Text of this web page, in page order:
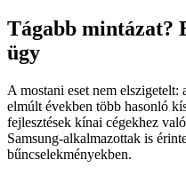
Tágabb mintázat?
ügy
A mostani eset nem
elmúlt években több hasonló
fejlesztések kínai cégekhez
Samsung-alkalmazottak is
bűncselekményekben.